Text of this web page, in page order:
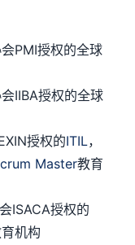
PMI授权的全球
IIBA授权的全球
授权的ITIL，
Master教育
授权的
机构